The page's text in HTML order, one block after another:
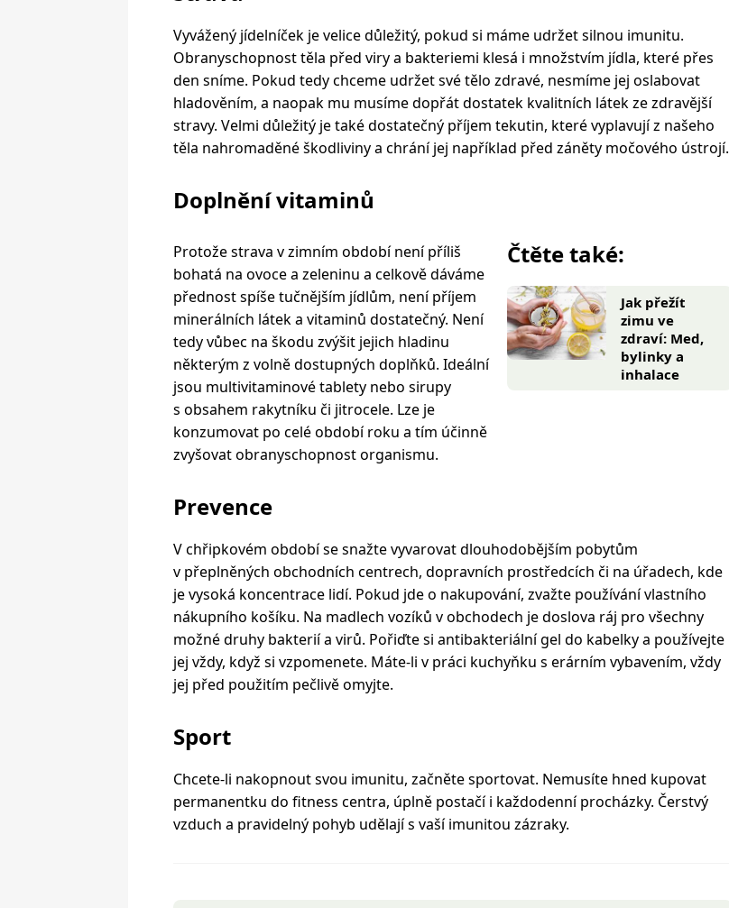
Vyvážený jídelníček je velice důležitý, pokud si máme udržet silnou imunitu.
Obranyschopnost těla před viry a bakteriemi klesá i množstvím jídla, které přes
den sníme. Pokud tedy chceme udržet své tělo zdravé, nesmíme jej oslabovat
hladověním, a naopak mu musíme dopřát dostatek kvalitních látek ze zdravější
stravy. Velmi důležitý je také dostatečný příjem tekutin, které vyplavují z našeho
těla nahromaděné škodliviny a chrání jej například před záněty močového ústrojí.
Doplnění vitaminů
Čtěte také:
Jak přežít
zimu ve
zdraví: Med,
bylinky a
inhalace
Protože strava v zimním období není příliš
bohatá na ovoce a zeleninu a celkově dáváme
přednost spíše tučnějším jídlům, není příjem
minerálních látek a vitaminů dostatečný. Není
tedy vůbec na škodu zvýšit jejich hladinu
některým z volně dostupných doplňků. Ideální
jsou multivitaminové tablety nebo sirupy
s obsahem rakytníku či jitrocele. Lze je
konzumovat po celé období roku a tím účinně
zvyšovat obranyschopnost organismu.
Prevence
V chřipkovém období se snažte vyvarovat dlouhodobějším pobytům
v přeplněných obchodních centrech, dopravních prostředcích či na úřadech, kde
je vysoká koncentrace lidí. Pokud jde o nakupování, zvažte používání vlastního
nákupního košíku. Na madlech vozíků v obchodech je doslova ráj pro všechny
možné druhy bakterií a virů. Pořiďte si antibakteriální gel do kabelky a používejte
jej vždy, když si vzpomenete. Máte-li v práci kuchyňku s erárním vybavením, vždy
jej před použitím pečlivě omyjte.
Sport
Chcete-li nakopnout svou imunitu, začněte sportovat. Nemusíte hned kupovat
permanentku do fitness centra, úplně postačí i každodenní procházky. Čerstvý
vzduch a pravidelný pohyb udělají s vaší imunitou zázraky.